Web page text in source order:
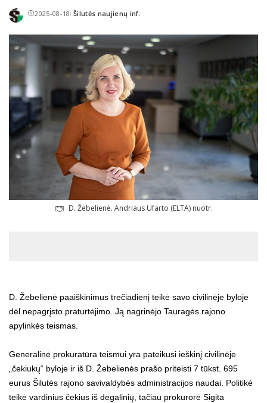
2025-08-18Posted
Šilutės naujienų inf.
D. Žebelienė. Andriaus Ufarto (ELTA) nuotr.
D. Žebelienė paaiškinimus trečiadienį teikė savo civilinėje byloje
dėl nepagrįsto praturtėjimo. Ją nagrinėjo Tauragės rajono
apylinkės teismas.
Generalinė prokuratūra teismui yra pateikusi ieškinį civilinėje
„čekiukų“ byloje ir iš D. Žebelienės prašo priteisti 7 tūkst. 695
eurus Šilutės rajono savivaldybės administracijos naudai. Politikė
teikė vardinius čekius iš degalinių, tačiau prokurorė Sigita